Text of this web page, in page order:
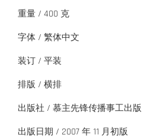
重量 / 400 克
字体 / 繁体中文
装订 / 平装
排版 / 横排
出版社 / 慕主先锋传播事工出版
出版日期 / 2007 年 11 月初版